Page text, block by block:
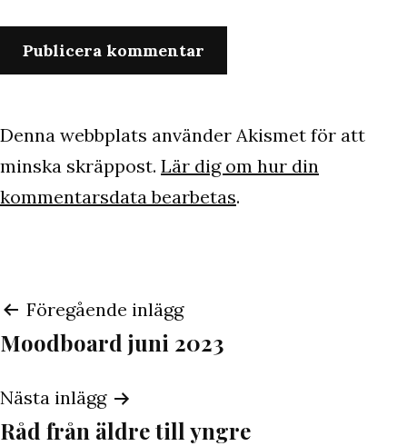
Denna webbplats använder Akismet för att
minska skräppost. Lär dig om hur din
kommentarsdata bearbetas.
Inläggsnavigering
Föregående inlägg
Moodboard juni 2023
Nästa inlägg
Råd från äldre till yngre